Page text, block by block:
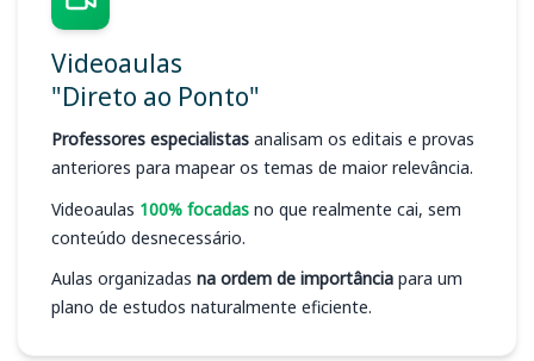
Videoaulas
"Direto ao Ponto"
Professores especialistas analisam os editais e provas
anteriores para mapear os temas de maior relevância.
Videoaulas 100% focadas no que realmente cai, sem
conteúdo desnecessário.
Aulas organizadas na ordem de importância para um
plano de estudos naturalmente eficiente.